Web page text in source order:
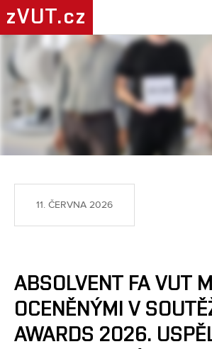
zVUT.cz
NÁPADY A
11. ČERVNA 2026
ABSOLVENT FA VUT
OCENĚNÝMI V
AWARDS 2026.